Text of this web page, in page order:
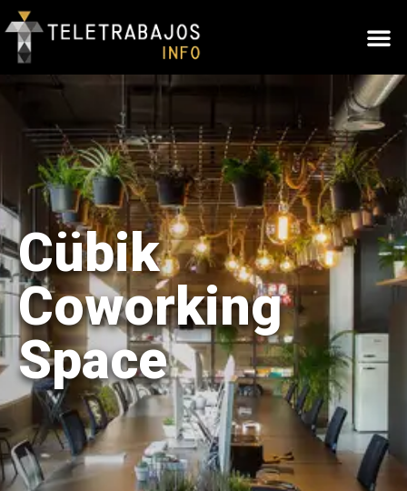
Cübik
Coworking
Space